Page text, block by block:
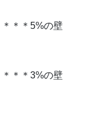
＊＊5%の壁
＊＊3%の壁